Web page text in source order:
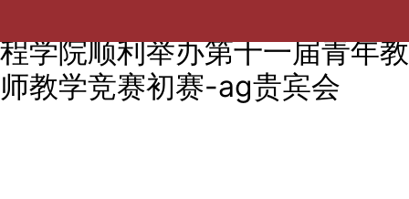
程学院顺利举办第十一届青年教
师教学竞赛初赛-ag贵宾会